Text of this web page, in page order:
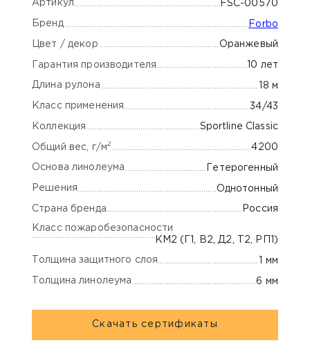
Артикул FSC-00570
Бренд Forbo
Цвет / декор Оранжевый
Гарантия производителя 10 лет
Длина рулона 18 м
Класс применения 34/43
Коллекция Sportline Classic
Общий вес, г/м2 4200
Основа линолеума Гетерогенный
Решения Однотонный
Страна бренда Россия
Класс пожаробезопасности
КМ2 (Г1, В2, Д2, Т2, РП1)
Толщина защитного слоя 1 мм
Толщина линолеума 6 мм
Скачать сертификаты